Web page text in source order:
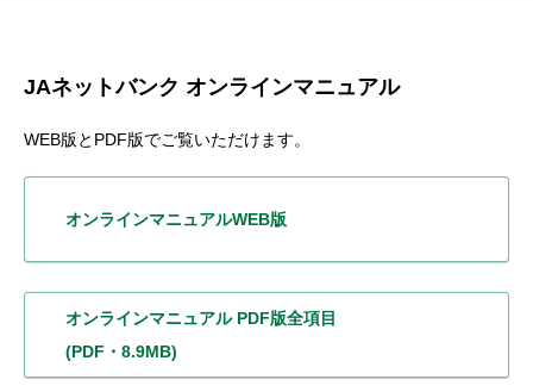
JAネットバンク オンラインマニュアル
WEB版とPDF版でご覧いただけます。
オンラインマニュアルWEB版
オンラインマニュアル PDF版全項目
(PDF・8.9MB)